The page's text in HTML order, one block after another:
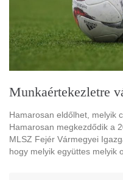
Munkaértekezletre
Hamarosan eldőlhet, melyik
Hamarosan megkezdődik a
MLSZ Fejér Vármegyei
hogy melyik együttes melyik